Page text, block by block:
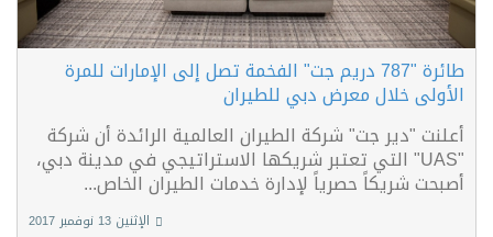
طائرة "787 دريم جت" الفخمة تصل إلى الإمارات للمرة
الأولى خلال معرض دبي للطيران
أعلنت "دير جت" شركة الطيران العالمية الرائدة أن شركة
"UAS" التي تعتبر شريكها الاستراتيجي في مدينة دبي،
أصبحت شريكاً حصرياً لإدارة خدمات الطيران الخاص...
الإثنين 13 نوفمبر 2017